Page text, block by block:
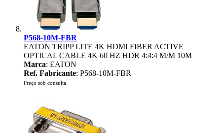
P568-10M-FBR
EATON TRIPP LITE 4K HDMI FIBER ACTIVE
OPTICAL CABLE 4K 60 HZ HDR 4:4:4 M/M 10M
Marca: EATON
Ref. Fabricante: P568-10M-FBR
Preço sob consulta